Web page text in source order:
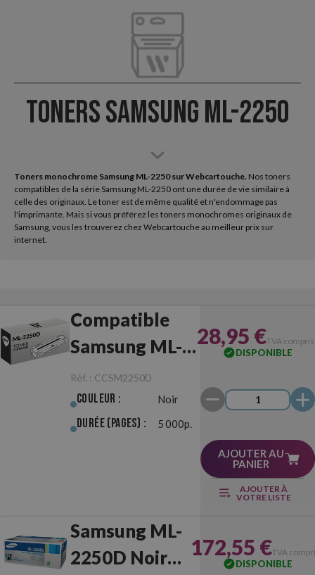
Toners Samsung ML-2250
Toners monochrome Samsung ML-2250 sur Webcartouche. Nos toners
compatibles de la série Samsung ML-2250 ont une durée de vie similaire à
celle des originaux. Le toner est de même qualité et n'endommage pas
l'imprimante. Mais si vous préférez les toners monochromes originaux de
Samsung, vous les trouverez chez Webcartouche au meilleur prix sur
internet.
Compatible
Samsung ML-
2250D Noir
Réf. : CCSM2250D
Couleur : Noir
Durée (pages) : 5 000p.
28,95 €TVA
DISPONIBLE
AJOUTER AU
PANIER
AJOUTER À
VOTRE LISTE
Samsung ML-
2250D Noir
172,55 €TVA
DISPONIBLE